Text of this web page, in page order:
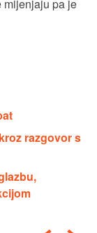
mijenjaju pa je
razgovor s